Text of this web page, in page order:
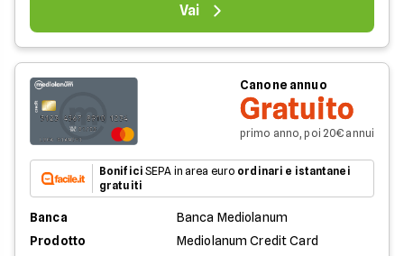
Vai
Canone annuo
Gratuito
primo anno, poi 20€ annui
Bonifici SEPA in area euro ordinari e istantanei
gratuiti
Banca
Banca Mediolanum
Prodotto
Mediolanum Credit Card